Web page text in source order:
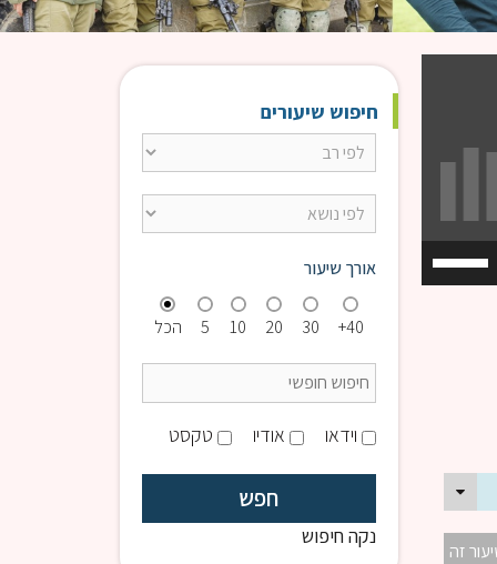
למעלה/למטה
להגביר
זה
חיפוש שיעורים
אורך שיעור
הכל 5 10 20 30 40+
וידאו אודיו טקסט
נקה חיפוש